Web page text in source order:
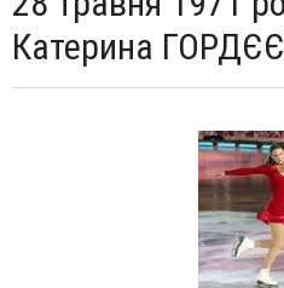
Катерина